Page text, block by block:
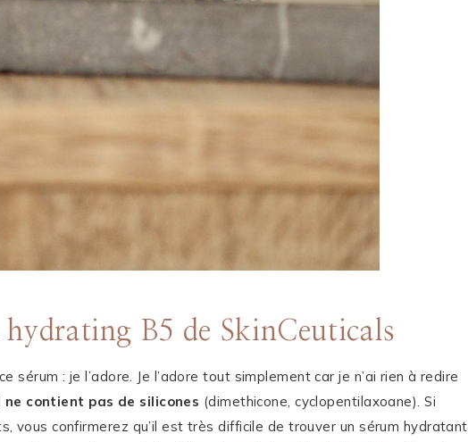
B5 de SkinCeuticals
sérum : je l’adore. Je l’adore tout simplement car je n’ai rien à redire
ne contient pas de silicones (dimethicone, cyclopentilaxoane). Si
vous confirmerez qu’il est très difficile de trouver un sérum hydratant